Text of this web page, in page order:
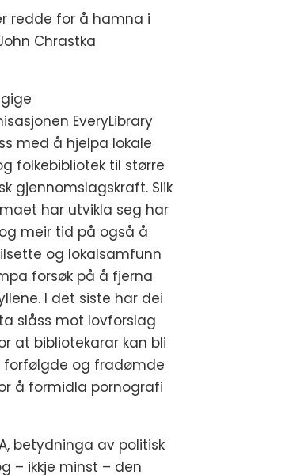
⁠redde for å hamna i
Chrastka
EveryLibrary
med å hjelpa lokale
folkebibliotek til større
gjennomslagskraft. Slik
har utvikla seg har
meir tid på også å
og lokalsamfunn
forsøk på å fjerna
I det siste har dei
slåss mot lovforslag
at bibliotekarar kan bli
og fradømde
å formidla pornografi
betydninga av politisk
– ikkje minst – den